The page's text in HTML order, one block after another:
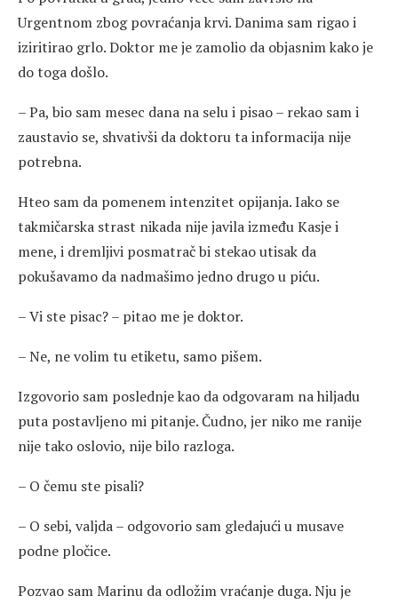
Urgentnom zbog povraćanja krvi. Danima sam rigao i
iziritirao grlo. Doktor me je zamolio da objasnim kako je
do toga došlo.
– Pa, bio sam mesec dana na selu i pisao – rekao sam i
zaustavio se, shvativši da doktoru ta informacija nije
potrebna.
Hteo sam da pomenem intenzitet opijanja. Iako se
takmičarska strast nikada nije javila između Kasje i
mene, i dremljivi posmatrač bi stekao utisak da
pokušavamo da nadmašimo jedno drugo u piću.
– Vi ste pisac? – pitao me je doktor.
– Ne, ne volim tu etiketu, samo pišem.
Izgovorio sam poslednje kao da odgovaram na hiljadu
puta postavljeno mi pitanje. Čudno, jer niko me ranije
nije tako oslovio, nije bilo razloga.
– O čemu ste pisali?
– O sebi, valjda – odgovorio sam gledajući u musave
podne pločice.
Pozvao sam Marinu da odložim vraćanje duga. Nju je